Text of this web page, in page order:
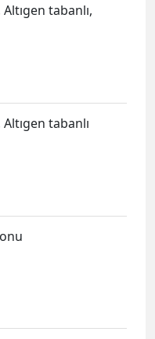
tabanlı,
tabanlı